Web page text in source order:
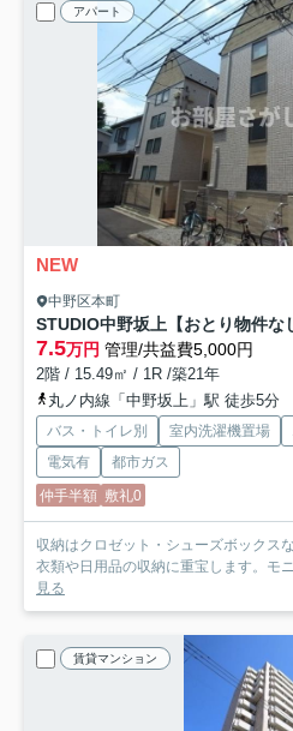
アパート
NEW
中野区本町
7.5万円 管理/共益費5,000円
2階 / 15.49㎡ / 1R /築21年
丸ノ内線「中野坂上」駅 徒歩5分
バス・トイレ別 室内洗濯機置場
電気有
都市ガス
仲手半額 敷礼0
収納はクロゼット・シューズボックス
衣類や日用品の収納に重宝します。モ
見る
賃貸マンション